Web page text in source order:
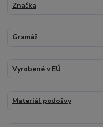
Značka
Gramáž
Vyrobené v EÚ
Materiál podošvy